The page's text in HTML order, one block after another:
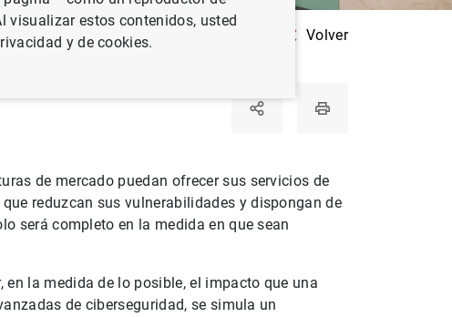
Volver
de mercado puedan ofrecer sus servicios de
reduzcan sus vulnerabilidades y dispongan de
será completo en la medida en que sean
la medida de lo posible, el impacto que una
de ciberseguridad, se simula un
visualizar estos contenidos, usted
y de cookies.